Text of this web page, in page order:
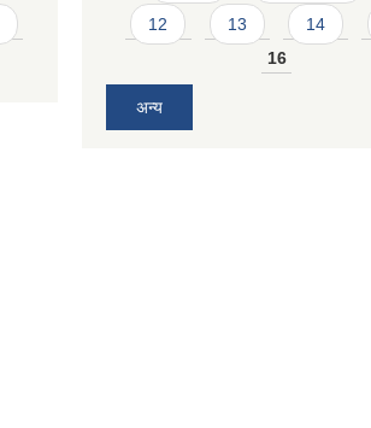
12 13 14
16
अन्य